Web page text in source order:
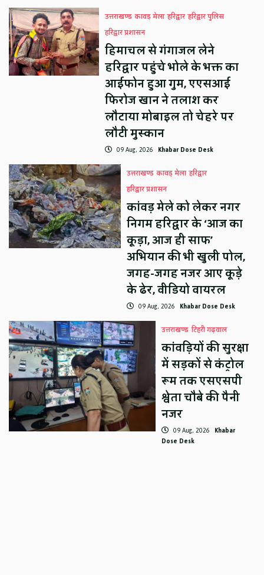
उत्तराखण्ड कावड़ मेला हरिद्वार हरिद्वार पुलिस
हरिद्वार प्रशासन
हिमाचल से गंगाजल लेने
हरिद्वार पहुंचे भोले के भक्त का
आईफोन हुआ गुम, एएसआई
फिरोज खान ने तलाश कर
लौटाया मोबाइल तो चेहरे पर
लौटी मुस्कान
09 Aug, 2026 Khabar Dose Desk
उत्तराखण्ड कावड़ मेला हरिद्वार
हरिद्वार प्रशासन
कांवड़ मेले को लेकर नगर
निगम हरिद्वार के ‘आज का
कूड़ा, आज ही साफ’
अभियान की भी खुली पोल,
जगह-जगह नजर आए कूड़े
के ढेर, वीडियो वायरल
09 Aug, 2026 Khabar Dose Desk
उत्तराखण्ड टिहरी गढ़वाल
कांवड़ियों की सुरक्षा
में सड़कों से कंट्रोल
रूम तक एसएसपी
श्वेता चौबे की पैनी
नजर
09 Aug, 2026 Khabar
Dose Desk